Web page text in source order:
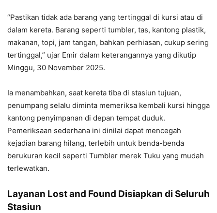
“Pastikan tidak ada barang yang tertinggal di kursi atau di
dalam kereta. Barang seperti tumbler, tas, kantong plastik,
makanan, topi, jam tangan, bahkan perhiasan, cukup sering
tertinggal,” ujar Emir dalam keterangannya yang dikutip
Minggu, 30 November 2025.
Ia menambahkan, saat kereta tiba di stasiun tujuan,
penumpang selalu diminta memeriksa kembali kursi hingga
kantong penyimpanan di depan tempat duduk.
Pemeriksaan sederhana ini dinilai dapat mencegah
kejadian barang hilang, terlebih untuk benda-benda
berukuran kecil seperti Tumbler merek Tuku yang mudah
terlewatkan.
Layanan Lost and Found Disiapkan di Seluruh
Stasiun